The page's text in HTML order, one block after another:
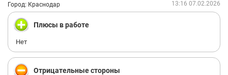
Город: Краснодар 13:16 07.02.2026
Плюсы в работе
Нет
Отрицательные стороны